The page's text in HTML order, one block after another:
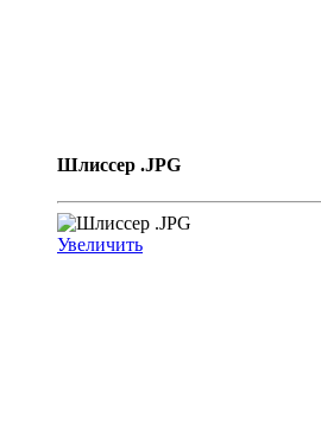
Шлиссер .JPG
Увеличить